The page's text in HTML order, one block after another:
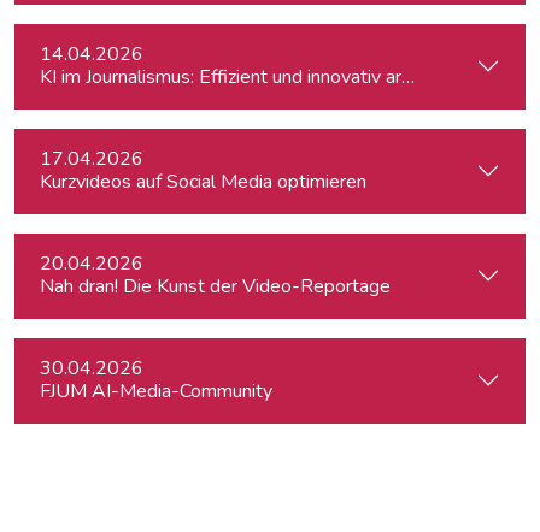
14.04.2026
KI im Journalismus: Effizient und innovativ arbeiten
17.04.2026
Kurzvideos auf Social Media optimieren
20.04.2026
Nah dran! Die Kunst der Video-Reportage
30.04.2026
FJUM AI-Media-Community